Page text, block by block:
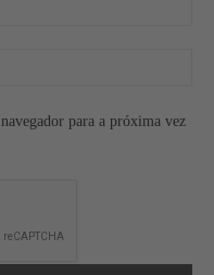
para a próxima vez